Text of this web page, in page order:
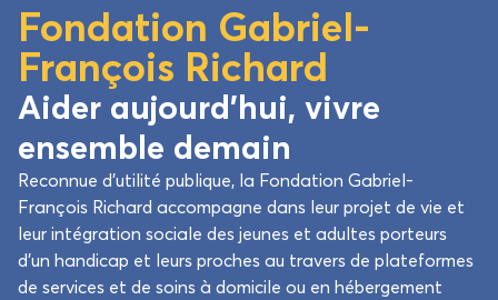
Fondation Gabriel-
François Richard
Aider aujourd’hui, vivre
ensemble demain
Reconnue d’utilité publique, la Fondation Gabriel-
François Richard accompagne dans leur projet de vie et
leur intégration sociale des jeunes et adultes porteurs
d’un handicap et leurs proches au travers de plateformes
de services et de soins à domicile ou en hébergement